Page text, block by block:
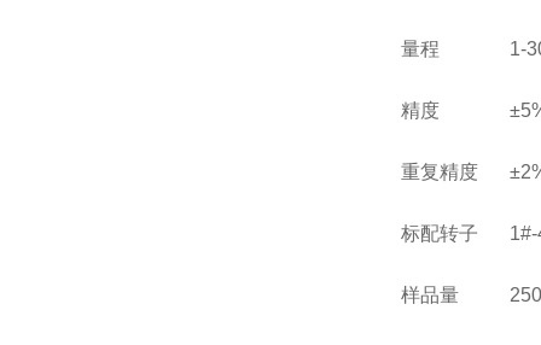
量程 1-
精度
重复精度
标配转子
样品量